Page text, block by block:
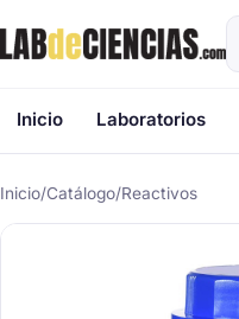
Inicio Laboratorios
Inicio/Catálogo/Reactivos